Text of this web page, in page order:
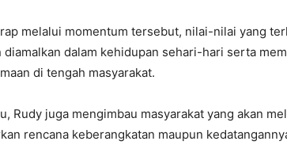
melalui momentum tersebut, nilai-nilai yang
diamalkan dalam kehidupan sehari-hari serta
di tengah masyarakat.
Rudy juga mengimbau masyarakat yang akan
rencana keberangkatan maupun